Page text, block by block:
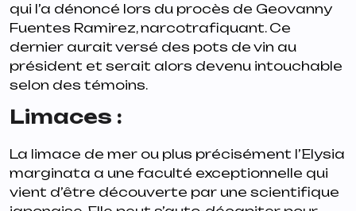
qui l’a dénoncé lors du procès de Geovanny
Fuentes Ramirez, narcotrafiquant. Ce
dernier aurait versé des pots de vin au
président et serait alors devenu intouchable
selon des témoins.
Limaces :
La limace de mer ou plus précisément l’Elysia
marginata a une faculté exceptionnelle qui
vient d’être découverte par une scientifique